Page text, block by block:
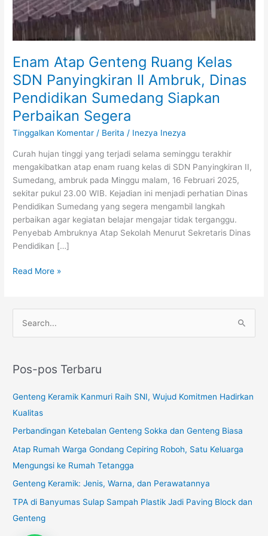
Enam Atap Genteng Ruang Kelas
SDN Panyingkiran II Ambruk, Dinas
Pendidikan Sumedang Siapkan
Perbaikan Segera
Tinggalkan Komentar / Berita / Inezya Inezya
Curah hujan tinggi yang terjadi selama seminggu terakhir
mengakibatkan atap enam ruang kelas di SDN Panyingkiran II,
Sumedang, ambruk pada Minggu malam, 16 Februari 2025,
sekitar pukul 23.00 WIB. Kejadian ini menjadi perhatian Dinas
Pendidikan Sumedang yang segera mengambil langkah
perbaikan agar kegiatan belajar mengajar tidak terganggu.
Penyebab Ambruknya Atap Sekolah Menurut Sekretaris Dinas
Pendidikan […]
Dinas
Pendidikan
Sumedang
Siapkan
Perbaikan
Segera
Read More »
i
k
:
Pos-pos Terbaru
Genteng Keramik Kanmuri Raih SNI, Wujud Komitmen Hadirkan
Kualitas
Perbandingan Ketebalan Genteng Sokka dan Genteng Biasa
Atap Rumah Warga Gondang Cepiring Roboh, Satu Keluarga
Mengungsi ke Rumah Tetangga
Genteng Keramik: Jenis, Warna, dan Perawatannya
TPA di Banyumas Sulap Sampah Plastik Jadi Paving Block dan
Genteng